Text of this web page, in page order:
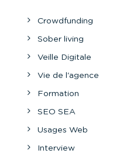
Crowdfunding
Sober living
Veille Digitale
Vie de l'agence
Formation
SEO SEA
Usages Web
Interview